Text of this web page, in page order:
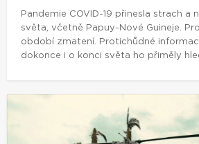
Pandemie COVID-19 přinesla strach a
světa, včetně Papuy-Nové Guineje.
období zmatení. Protichůdné
dokonce i o konci světa ho přiměly